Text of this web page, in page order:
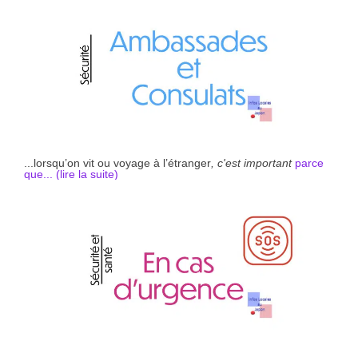
...lorsqu’on vit ou voyage à l’étranger , c'est important parce
que... (lire la suite)